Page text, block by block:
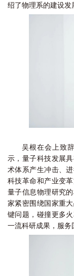
绍了物理系的建设发
吴根在会上致
示，量子科技发展
术体系产生冲击、
科技革命和产业变
量子信息物理研究
家紧密围绕国家重
键问题，碰撞更多
一流科研成果，服务